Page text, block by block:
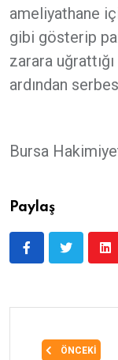
ameliyathane
gibi gösterip
zarara
ardından
Bursa
Paylaş
ÖNCEKI